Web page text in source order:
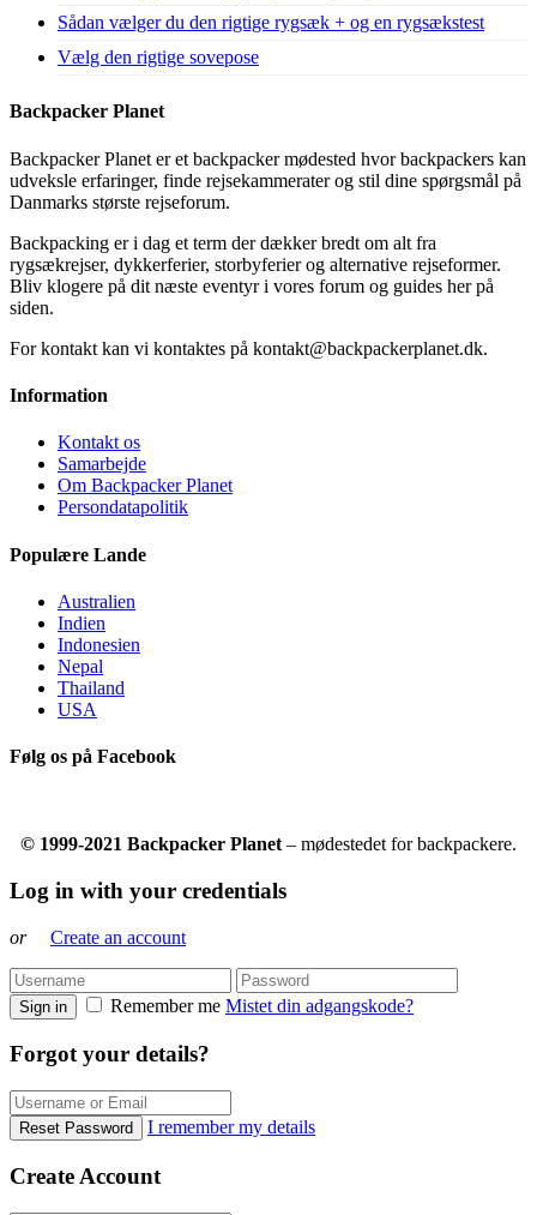
Sådan vælger du den rigtige rygsæk + og en rygsækstest
Vælg den rigtige sovepose
Backpacker Planet
Backpacker Planet er et backpacker mødested hvor backpackers kan
udveksle erfaringer, finde rejsekammerater og stil dine spørgsmål på
Danmarks største rejseforum.
Backpacking er i dag et term der dækker bredt om alt fra
rygsækrejser, dykkerferier, storbyferier og alternative rejseformer.
Bliv klogere på dit næste eventyr i vores forum og guides her på
siden.
For kontakt kan vi kontaktes på kontakt@backpackerplanet.dk.
Information
Kontakt os
Samarbejde
Om Backpacker Planet
Persondatapolitik
Populære Lande
Australien
Indien
Indonesien
Nepal
Thailand
USA
Følg os på Facebook
© 1999-2021 Backpacker Planet – mødestedet for backpackere.
Log in with your credentials
or Create an account
Sign in Remember me Mistet din adgangskode?
Forgot your details?
Reset Password I remember my details
Create Account